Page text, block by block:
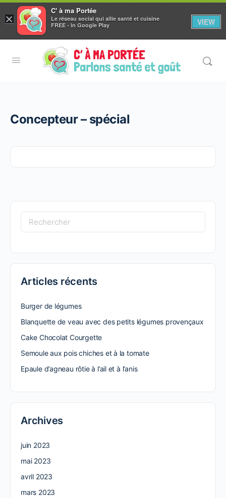
Aller au
contenu
Concepteur – spécial
Recherche
pour:
Articles récents
Burger de légumes
Blanquette de veau avec des petits légumes provençaux
Cake Chocolat Courgette
Semoule aux pois chiches et à la tomate
Epaule d’agneau rôtie à l’ail et à l’anis
Archives
juin 2023
mai 2023
avril 2023
mars 2023
×
C' à ma Portée
Le réseau social qui allie santé et cuisine
FREE - In Google Play
VIEW